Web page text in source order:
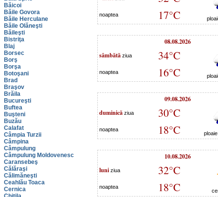
Băicoi
Băile Govora
Băile Herculane
Băile Olăneşti
Băileşti
Bistriţa
Blaj
Borsec
Borş
Borşa
Botoşani
Brad
Braşov
Brăila
Bucureşti
Buftea
Buşteni
Buzău
Calafat
Câmpia Turzii
Câmpina
Câmpulung
Câmpulung Moldovenesc
Caransebeş
Călăraşi
Călimăneşti
Ceahlău Toaca
Cernica
noaptea 17°C
08.08.2026
sâmbătă ziua 34°C
noaptea 16°C
09.08.2026
duminică ziua 30°C
noaptea 18°C
10.08.2026
luni ziua 32°C
noaptea 18°C